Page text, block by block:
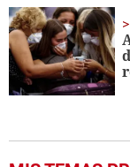
20
seconds